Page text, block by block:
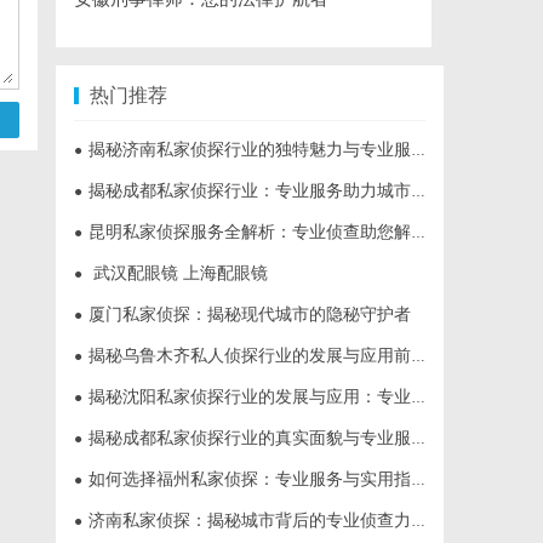
热门推荐
● 揭秘济南私家侦探行业的独特魅力与专业服务
● 揭秘成都私家侦探行业：专业服务助力城市安宁
● 昆明私家侦探服务全解析：专业侦查助您解决疑难问题
● 武汉配眼镜 上海配眼镜
● 厦门私家侦探：揭秘现代城市的隐秘守护者
● 揭秘乌鲁木齐私人侦探行业的发展与应用前景
● 揭秘沈阳私家侦探行业的发展与应用：专业侦探服务的全方位解析
● 揭秘成都私家侦探行业的真实面貌与专业服务
● 如何选择福州私家侦探：专业服务与实用指南详解
● 济南私家侦探：揭秘城市背后的专业侦查力量